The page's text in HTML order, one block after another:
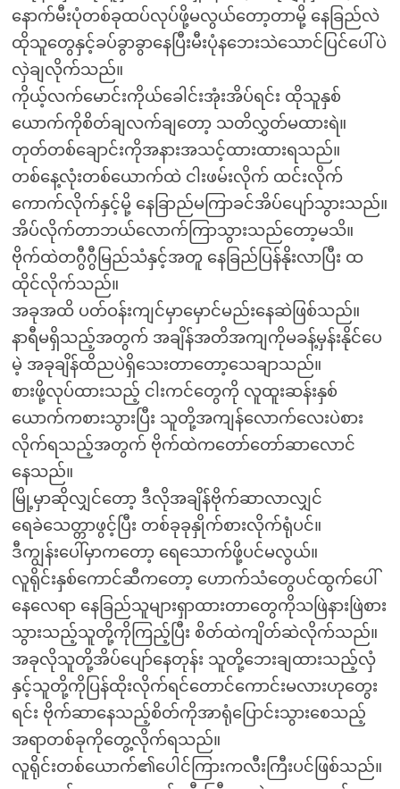
နောက်မီးပုံတစ်ခုထပ်လုပ်ဖို့မလွယ်တော့တာမို့ နေခြည်လဲ
ထိုသူတွေနှင့်ခပ်ခွာခွာနေပြီးမီးပုံနဘေးသဲသောင်ပြင်ပေါ်ပဲ
လှဲချလိုက်သည်။
ကိုယ့်လက်မောင်းကိုယ်ခေါင်းအုံးအိပ်ရင်း ထိုသူနှစ်
ယောက်ကိုစိတ်ချလက်ချတော့ သတိလွှတ်မထားရဲ။
တုတ်တစ်ချောင်းကိုအနားအသင့်ထားထားရသည်။
တစ်နေ့လုံးတစ်ယောက်ထဲ ငါးဖမ်းလိုက် ထင်းလိုက်
ကောက်လိုက်နှင့်မို့ နေခြာည်မကြာခင်အိပ်ပျော်သွားသည်။
အိပ်လိုက်တာဘယ်လောက်ကြာသွားသည်တော့မသိ။
ဗိုက်ထဲတဂွီဂွီမြည်သံနှင့်အတူ နေခြည်ပြန်နိုးလာပြီး ထ
ထိုင်လိုက်သည်။
အခုအထိ ပတ်ဝန်းကျင်မှာမှောင်မည်းနေဆဲဖြစ်သည်။
နာရီမရှိသည့်အတွက် အချိန်အတိအကျကိုမခန့်မှန်းနိုင်ပေ
မဲ့ အခုချိန်ထိညပဲရှိသေးတာတော့သေချာသည်။
စားဖို့လုပ်ထားသည့် ငါးကင်တွေကို လူထူးဆန်းနှစ်
ယောက်ကစားသွားပြီး သူတို့အကျန်လောက်လေးပဲစား
လိုက်ရသည့်အတွက် ဗိုက်ထဲကတော်တော်ဆာလောင်
နေသည်။
မြို့မှာဆိုလျှင်တော့ ဒီလိုအချိန်ဗိုက်ဆာလာလျှင်
ရေခဲသေတ္တာဖွင့်ပြီး တစ်ခုခုနှိုက်စားလိုက်ရုံပင်။
ဒီကျွန်းပေါ်မှာကတော့ ရေသောက်ဖို့ပင်မလွယ်။
လူရိုင်းနှစ်ကောင်ဆီကတော့ ဟောက်သံတွေပင်ထွက်ပေါ်
နေလေရာ နေခြည်သူများရှာထားတာတွေကိုသဖြဲနားဖြဲစား
သွားသည့်သူတို့ကိုကြည့်ပြီး စိတ်ထဲကျိတ်ဆဲလိုက်သည်။
အခုလိုသူတို့အိပ်ပျော်နေတုန်း သူတို့ဘေးချထားသည့်လှံ
နှင့်သူတို့ကိုပြန်ထိုးလိုက်ရင်တောင်ကောင်းမလားဟုတွေး
ရင်း ဗိုက်ဆာနေသည့်စိတ်ကိုအာရုံပြောင်းသွားစေသည့်
အရာတစ်ခုကိုတွေ့လိုက်ရသည်။
လူရိုင်းတစ်ယောက်၏ပေါင်ကြားကလီးကြီးပင်ဖြစ်သည်။